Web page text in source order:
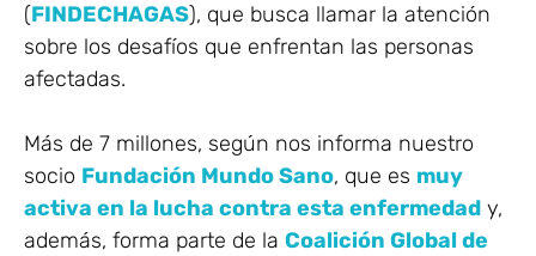
(FINDECHAGAS), que busca llamar la atención
sobre los desafíos que enfrentan las personas
afectadas.
Más de 7 millones, según nos informa nuestro
socio Fundación Mundo Sano, que es muy
activa en la lucha contra esta enfermedad y,
además, forma parte de la Coalición Global de